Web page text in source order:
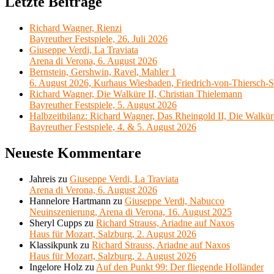
Richard Wagner, Rienzi
Bayreuther Festspiele, 26. Juli 2026
Giuseppe Verdi, La Traviata
Arena di Verona, 6. August 2026
Bernstein, Gershwin, Ravel, Mahler 1
6. August 2026, Kurhaus Wiesbaden, Friedrich-von-Thiersch-
Richard Wagner, Die Walküre II, Christian Thielemann
Bayreuther Festspiele, 5. August 2026
Halbzeitbilanz: Richard Wagner, Das Rheingold II, Die
Bayreuther Festspiele, 4. & 5. August 2026
Neueste Kommentare
Jahreis zu Giuseppe Verdi, La Traviata
Arena di Verona, 6. August 2026
Hannelore Hartmann zu Giuseppe Verdi, Nabucco
Neuinszenierung, Arena di Verona, 16. August 2025
Sheryl Cupps zu Richard Strauss, Ariadne auf Naxos
Haus für Mozart, Salzburg, 2. August 2026
Klassikpunk zu Richard Strauss, Ariadne auf Naxos
Haus für Mozart, Salzburg, 2. August 2026
Ingelore Holz zu Auf den Punkt 99: Der fliegende Holländer